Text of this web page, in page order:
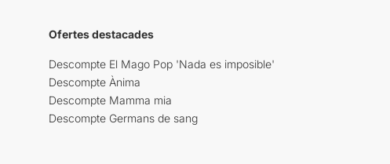
Ofertes destacades
Descompte El Mago Pop 'Nada es imposible'
Descompte Ànima
Descompte Mamma mia
Descompte Germans de sang